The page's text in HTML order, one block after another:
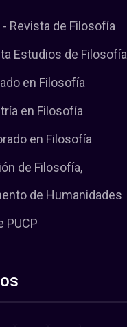
Revista de Filosofía
Estudios de Filosofía
en Filosofía
en Filosofía
en Filosofía
de Filosofía,
de Humanidades
PUCP